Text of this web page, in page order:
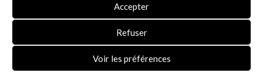
Accepter
Refuser
Voir les préférences
Avis clients Kamper sport